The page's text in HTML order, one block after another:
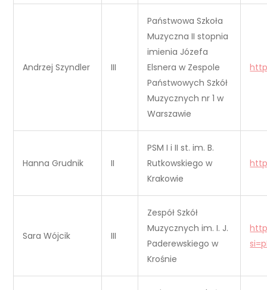
Andrzej Szyndler III
Państwowa Szkoła
Muzyczna II stopnia
imienia Józefa
Elsnera w Zespole
Państwowych Szkół
Muzycznych nr 1 w
Warszawie
Hanna Grudnik II
PSM I i II st. im. B.
Rutkowskiego w
Krakowie
Sara Wójcik III
Zespół Szkół
Muzycznych im. I. J.
Paderewskiego w
Krośnie